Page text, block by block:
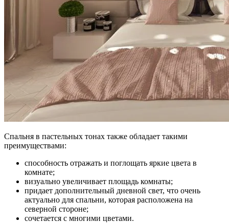
Спальня в пастельных тонах также обладает такими
преимуществами:
способность отражать и поглощать яркие цвета в
комнате;
визуально увеличивает площадь комнаты;
придает дополнительный дневной свет, что очень
актуально для спальни, которая расположена на
северной стороне;
сочетается с многими цветами.